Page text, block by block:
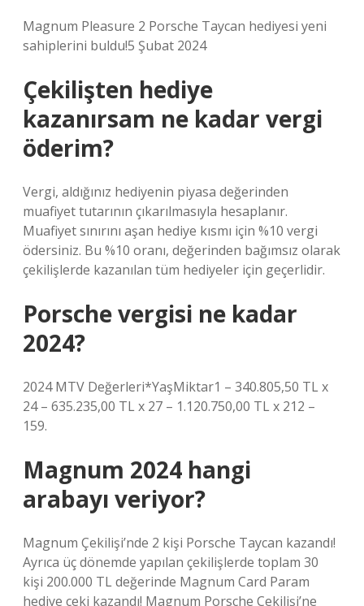
Magnum Pleasure 2 Porsche Taycan hediyesi yeni
sahiplerini buldu!5 Şubat 2024
Çekilişten hediye
kazanırsam ne kadar vergi
öderim?
Vergi, aldığınız hediyenin piyasa değerinden
muafiyet tutarının çıkarılmasıyla hesaplanır.
Muafiyet sınırını aşan hediye kısmı için %10 vergi
ödersiniz. Bu %10 oranı, değerinden bağımsız olarak
çekilişlerde kazanılan tüm hediyeler için geçerlidir.
Porsche vergisi ne kadar
2024?
2024 MTV Değerleri*YaşMiktar1 – 340.805,50 TL x
24 – 635.235,00 TL x 27 – 1.120.750,00 TL x 212 –
159.
Magnum 2024 hangi
arabayı veriyor?
Magnum Çekilişi’nde 2 kişi Porsche Taycan kazandı!
Ayrıca üç dönemde yapılan çekilişlerde toplam 30
kişi 200.000 TL değerinde Magnum Card Param
hediye çeki kazandı! Magnum Porsche Çekilişi’ne